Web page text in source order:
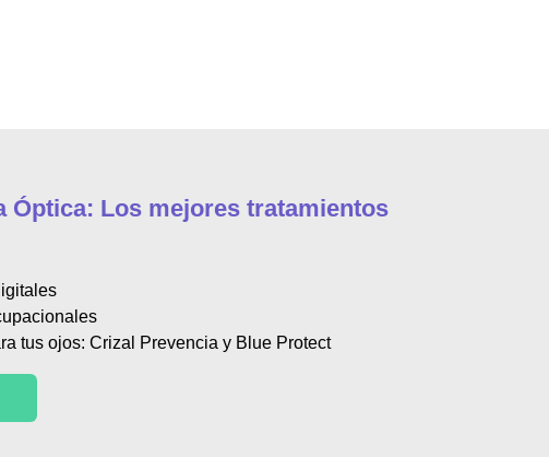
Óptica: Los mejores tratamientos
tus ojos: Crizal Prevencia y Blue Protect